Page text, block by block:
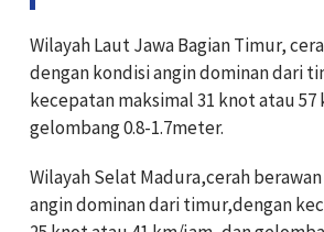
Wilayah Laut Jawa Bagian Timur,
dengan kondisi angin dominan dari
kecepatan maksimal 31 knot atau
gelombang 0.8-1.7meter.
Wilayah Selat Madura,cerah
angin dominan dari timur,dengan